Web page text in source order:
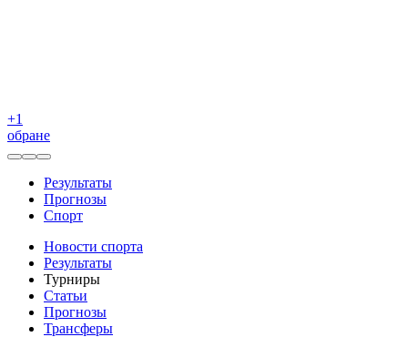
+1
обране
Результаты
Прогнозы
Спорт
Новости спорта
Результаты
Турниры
Статьи
Прогнозы
Трансферы